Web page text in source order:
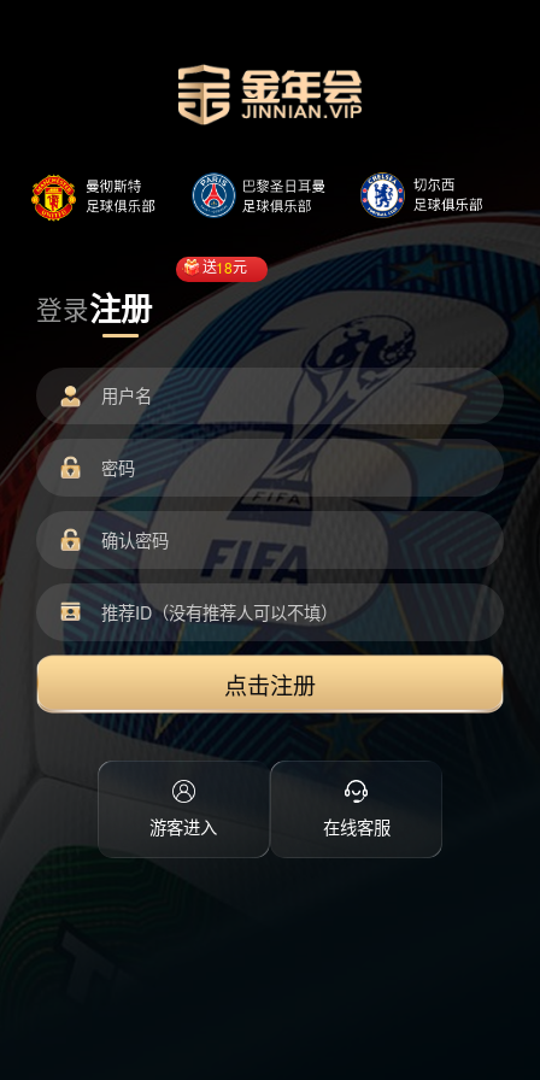
登录注册
送18元
点击注册
游客进入 在线客服